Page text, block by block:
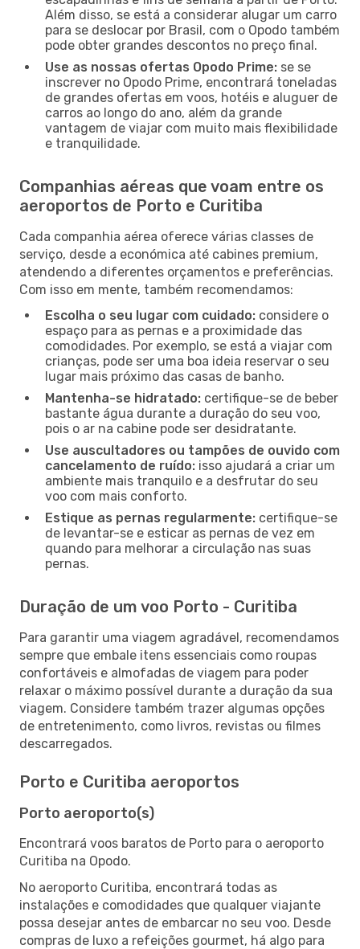
Além disso, se está a considerar alugar um carro
para se deslocar por Brasil, com o Opodo também
pode obter grandes descontos no preço final.
Use as nossas ofertas Opodo Prime: se se
inscrever no Opodo Prime, encontrará toneladas
de grandes ofertas em voos, hotéis e aluguer de
carros ao longo do ano, além da grande
vantagem de viajar com muito mais flexibilidade
e tranquilidade.
Companhias aéreas que voam entre os
aeroportos de Porto e Curitiba
Cada companhia aérea oferece várias classes de
serviço, desde a económica até cabines premium,
atendendo a diferentes orçamentos e preferências.
Com isso em mente, também recomendamos:
Escolha o seu lugar com cuidado: considere o
espaço para as pernas e a proximidade das
comodidades. Por exemplo, se está a viajar com
crianças, pode ser uma boa ideia reservar o seu
lugar mais próximo das casas de banho.
Mantenha-se hidratado: certifique-se de beber
bastante água durante a duração do seu voo,
pois o ar na cabine pode ser desidratante.
Use auscultadores ou tampões de ouvido com
cancelamento de ruído: isso ajudará a criar um
ambiente mais tranquilo e a desfrutar do seu
voo com mais conforto.
Estique as pernas regularmente: certifique-se
de levantar-se e esticar as pernas de vez em
quando para melhorar a circulação nas suas
pernas.
Duração de um voo Porto - Curitiba
Para garantir uma viagem agradável, recomendamos
sempre que embale itens essenciais como roupas
confortáveis e almofadas de viagem para poder
relaxar o máximo possível durante a duração da sua
viagem. Considere também trazer algumas opções
de entretenimento, como livros, revistas ou filmes
descarregados.
Porto e Curitiba aeroportos
Porto aeroporto(s)
Encontrará voos baratos de Porto para o aeroporto
Curitiba na Opodo.
No aeroporto Curitiba, encontrará todas as
instalações e comodidades que qualquer viajante
possa desejar antes de embarcar no seu voo. Desde
compras de luxo a refeições gourmet, há algo para